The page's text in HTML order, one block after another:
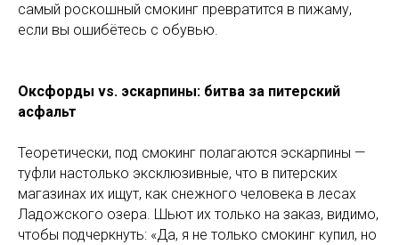
самый роскошный смокинг превратится в пижаму,
если вы ошибётесь с обувью.
Оксфорды vs. эскарпины: битва за питерский
асфальт
Теоретически, под смокинг полагаются эскарпины —
туфли настолько эксклюзивные, что в питерских
магазинах их ищут, как снежного человека в лесах
Ладожского озера. Шьют их только на заказ, видимо,
чтобы подчеркнуть: «Да, я не только смокинг купил, но